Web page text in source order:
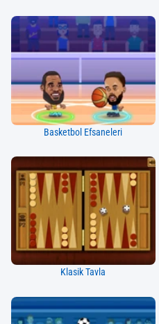
Basketbol Efsaneleri
Klasik Tavla